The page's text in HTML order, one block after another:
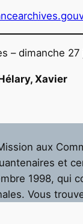
– dimanche 27
Xavier
aux
et
1998, qui
Vous